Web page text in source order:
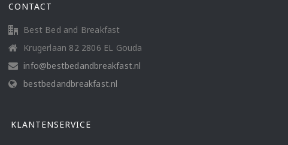
CONTACT
Best Bed and Breakfast
Krugerlaan 82 2806 EL Gouda
info@bestbedandbreakfast.nl
bestbedandbreakfast.nl
KLANTENSERVICE